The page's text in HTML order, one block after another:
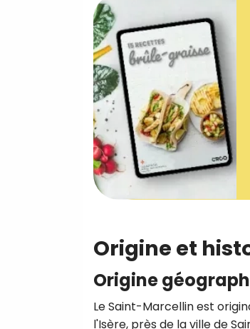
Origine et
Origine
Le Saint-Marcellin est
l'Isère, près de la ville de